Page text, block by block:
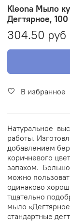
Kleona Мыло
Дегтярное, 100
304.50 руб
В избранное
Натуральное
работы.
добавлением
коричневого
запахом.
можно
одинаково
тщательно
мыло
стандартные